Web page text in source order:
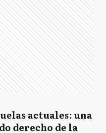
actuales:una
derecho de la